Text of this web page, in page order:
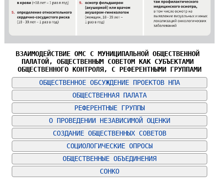
ВЗАИМОДЕЙСТВИЕ ОМС С МУНИЦИПАЛЬНОЙ ОБЩЕСТВЕННОЙ
ПАЛАТОЙ, ОБЩЕСТВЕННЫМ СОВЕТОМ КАК СУБЪЕКТАМИ
ОБЩЕСТВЕННОГО КОНТРОЛЯ, С РЕФЕРЕНТНЫМИ ГРУППАМИ
ОБЩЕСТВЕННОЕ ОБСУЖДЕНИЕ ПРОЕКТОВ НПА
ОБЩЕСТВЕННАЯ ПАЛАТА
РЕФЕРЕНТНЫЕ ГРУППЫ
О ПРОВЕДЕНИИ НЕЗАВИСИМОЙ ОЦЕНКИ
СОЗДАНИЕ ОБЩЕСТВЕННЫХ СОВЕТОВ
СОЦИОЛОГИЧЕСКИЕ ОПРОСЫ
ОБЩЕСТВЕННЫЕ ОБЪЕДИНЕНИЯ
СОНКО